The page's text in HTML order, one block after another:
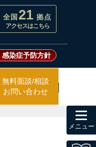
全国 21 拠点
アクセスはこちら
感染症予防方針
無料面談/相談
お問い合わせ